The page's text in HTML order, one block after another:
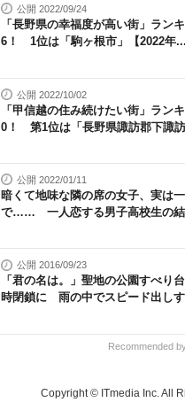
公開 2022/09/24
「長野県の幸福度が高い街」ラン
6！ 1位は「駒ヶ根市」【2022年...
公開 2022/10/02
「甲信越の住み続けたい街」ラン
0！ 第1位は「長野県諏訪郡下諏
公開 2022/01/11
暗くて地味な隣の席の女子、実は
で…… 一人恋する男子高校生の結
公開 2016/09/23
「君の名は。」聖地の公園すべり
時閉鎖に 雨の中でスピード出し
Recommended
Copyright © ITmedia Inc. All